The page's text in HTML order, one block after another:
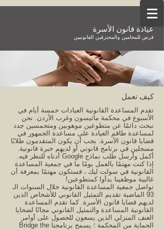
عيادة قانون الأسرة
فرص للمحامين والمحترفين القانونيين
كيف تعمل
تقدم المساعدة القانونية العيادات خمسة أيام في
الأسبوع في محكمة ماثيسون وغرب الأردن. نحن
نبحث دائمًا عن متطوعين موهوبين ومتحمسين جدد
لمساعدة طاقم العيادة على مساعدة الجمهور في
قضايا قانون الأسرة. يجب أن يكون المتقدمون طلابًا
مسجلين في برنامج قانوني أو لديهم خبرة قانونية.
أكمل وأرسل طلب نماذج Google أدناه للنظر فيه.
إذا كنت مهتمًا بالعمل يومًا ما في جمعية المساعدة
القانونية في سولت ليك ، فستكون مهتمًا بمعرفة أن
غالبية موظفينا بدأوا كمتطوعين!
تواصل جمعية المساعدة القانونية خلال السنوات الـ
93 الماضية تقديم التمثيل القانوني للأشخاص الذين
لديهم قضايا قانون الأسرة. كما تقدم المساعدة
القانونية المساعدة والتمثيل القانوني مجانًا لضحايا
العنف المنزلي الذين يسعون للحصول على أوامر
الحماية من المحكمة ؛ يسمح برنامجنا Bridge the